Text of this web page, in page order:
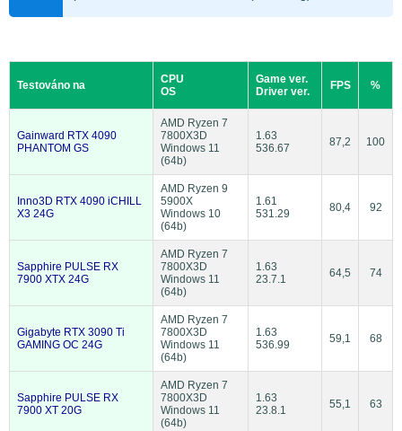
Testováno na
CPU
OS
Game ver.
Driver ver.
FPS %
Gainward RTX 4090
PHANTOM GS
AMD Ryzen 7
7800X3D
Windows 11
(64b)
1.63
536.67
87,2 100
Inno3D RTX 4090 iCHILL
X3 24G
AMD Ryzen 9
5900X
Windows 10
(64b)
1.61
531.29
80,4 92
Sapphire PULSE RX
7900 XTX 24G
AMD Ryzen 7
7800X3D
Windows 11
(64b)
1.63
23.7.1
64,5 74
Gigabyte RTX 3090 Ti
GAMING OC 24G
AMD Ryzen 7
7800X3D
Windows 11
(64b)
1.63
536.99
59,1 68
Sapphire PULSE RX
7900 XT 20G
AMD Ryzen 7
7800X3D
Windows 11
(64b)
1.63
23.8.1
55,1 63